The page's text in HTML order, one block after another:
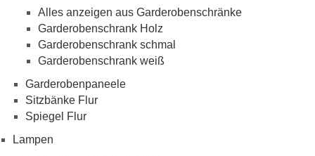
Alles anzeigen aus Garderobenschränke
Garderobenschrank Holz
Garderobenschrank schmal
Garderobenschrank weiß
Garderobenpaneele
Sitzbänke Flur
Spiegel Flur
Lampen